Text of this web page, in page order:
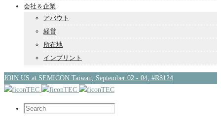
会社＆企業
アバウト
経営
所在地
インプリント
JOIN US at SEMICON Taiwan, September 02 - 04, #R8124